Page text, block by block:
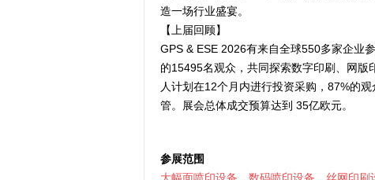
造一场行业盛宴。
【上届回顾】
GPS & ESE 2026有来自全球550多家企业
的15495名观众，共同探索数字印刷、网
人计划在12个月内进行投资采购，87%的
管。展会总体成交预算达到 35亿欧元。
参展范围